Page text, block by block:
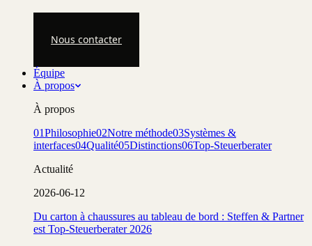
Nous contacter
Équipe
À propos
À propos
01Philosophie02Notre méthode03Systèmes &
interfaces04Qualité05Distinctions06Top-Steuerberater
Actualité
2026-06-12
Du carton à chaussures au tableau de bord : Steffen & Partner
est Top-Steuerberater 2026